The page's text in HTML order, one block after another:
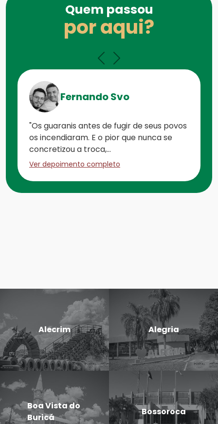
Quem passou
por aqui?
Fernando Svo
"Os guaranis antes de fugir de seus povos
os incendiaram. E o pior que nunca se
concretizou a troca,...
Ver depoimento completo
Alecrim Alegria
Boa Vista do
Buricá
Bossoroca